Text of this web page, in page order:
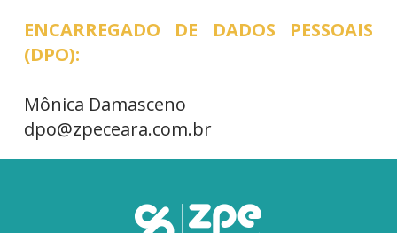
ENCARREGADO DE DADOS PESSOAIS
(DPO):
Mônica Damasceno
dpo@zpeceara.com.br